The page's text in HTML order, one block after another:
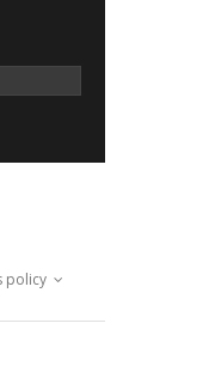
policy